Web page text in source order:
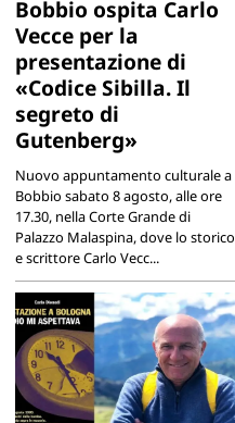
Bobbio ospita Carlo
Vecce per la
presentazione di
«Codice Sibilla. Il
segreto di
Gutenberg»
Nuovo appuntamento culturale a
Bobbio sabato 8 agosto, alle ore
17.30, nella Corte Grande di
Palazzo Malaspina, dove lo storico
e scrittore Carlo Vecc...